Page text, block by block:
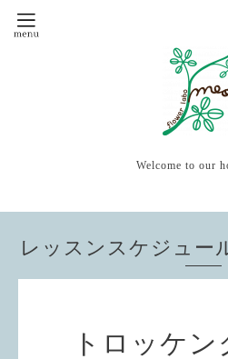
Welcome to our
レッスンスケジュー
トロッケン